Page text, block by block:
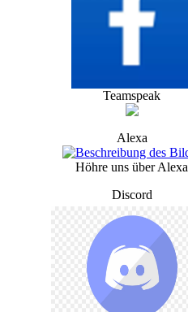
Teamspeak
Alexa
Höhre uns über Alexa
Discord